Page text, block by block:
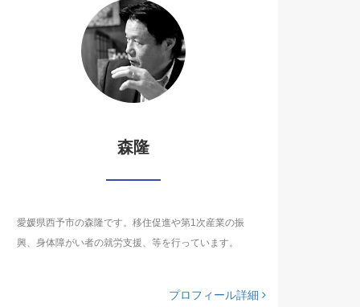
森隆
愛媛県西予市の森隆です。移住促進や第1次産業の振
興、身体障がい者の就労支援、等を行っています。
プロフィール詳細